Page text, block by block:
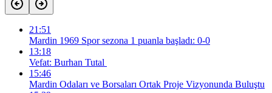
21:51
Mardin 1969 Spor sezona 1 puanla başladı: 0-0
13:18
Vefat: Burhan Tutal
15:46
Mardin Odaları ve Borsaları Ortak Proje Vizyonunda Buluştu